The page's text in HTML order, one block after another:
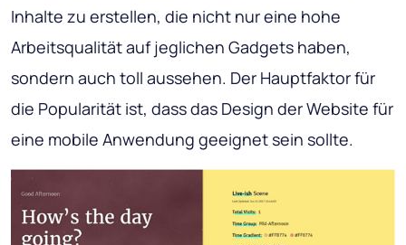
Inhalte zu erstellen, die nicht nur eine hohe
Arbeitsqualität auf jeglichen Gadgets haben,
sondern auch toll aussehen. Der Hauptfaktor für
die Popularität ist, dass das Design der Website für
eine mobile Anwendung geeignet sein sollte.